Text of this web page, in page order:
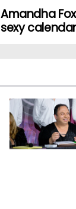
Amandha
sexy